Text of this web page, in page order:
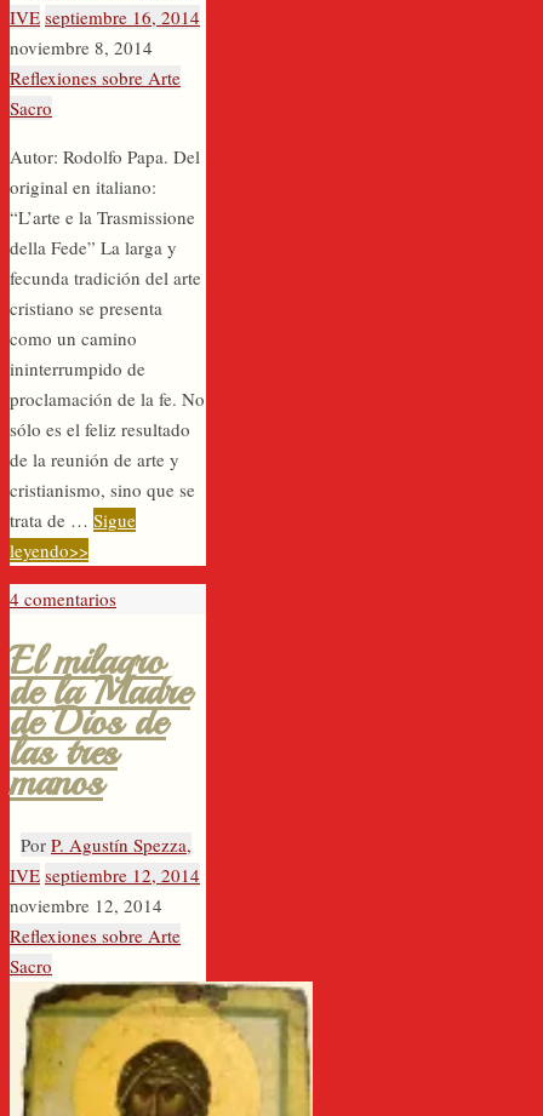
IVE septiembre 16, 2014
noviembre 8, 2014
Reflexiones sobre Arte
Sacro
Autor: Rodolfo Papa. Del
original en italiano:
“L’arte e la Trasmissione
della Fede” La larga y
fecunda tradición del arte
cristiano se presenta
como un camino
ininterrumpido de
proclamación de la fe. No
sólo es el feliz resultado
de la reunión de arte y
cristianismo, sino que se
trata de … Sigue
leyendo>>
4 comentarios
El milagro
de la Madre
de Dios de
las tres
manos
Por P. Agustín Spezza,
IVE septiembre 12, 2014
noviembre 12, 2014
Reflexiones sobre Arte
Sacro